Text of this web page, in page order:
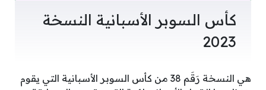
كأس السوبر الأسبانية النسخة
2023
هي النسخة رَقَم 38 من كأس السوبر الأسبانية التي يقوم